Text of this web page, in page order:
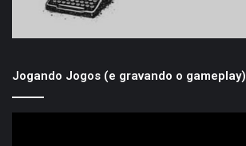
Jogando Jogos (e gravando o gameplay)